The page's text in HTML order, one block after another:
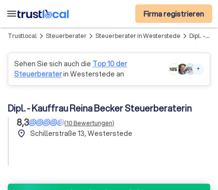
menu Firma registrieren
Trustlocal arrow_forward_ios Steuerberater arrow_forward_ios Steuerberater in Westerstede arrow_forward_ios Dipl. - Kauffrau Reina Becker Steuerberaterin
Sehen Sie sich auch die Top 10 der
Steuerberaterin Westerstede an
+
Dipl. - Kauffrau Reina Becker Steuerberaterin
8,3
(10Bewertungen)
place Schillerstraße 13, Westerstede